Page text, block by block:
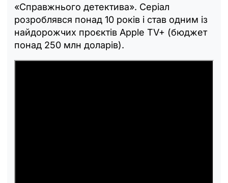
«Справжнього детектива». Серіал
розроблявся понад 10 років і став одним із
найдорожчих проєктів Apple TV+ (бюджет
понад 250 млн доларів).